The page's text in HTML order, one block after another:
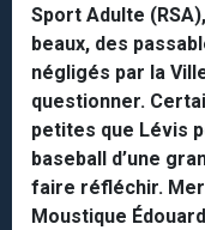
Sport Adulte
beaux, des
négligés par la
questionner.
petites que Lévis
baseball d’une
faire réfléchir.
Moustique